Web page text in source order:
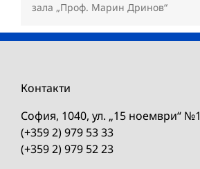
зала „Проф. Марин Дринов“
Контакти
София, 1040, ул. „15 ноември“ №1
(+359 2) 979 53 33
(+359 2) 979 52 23